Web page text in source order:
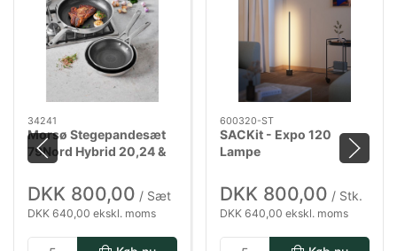
34241
Morsø Stegepandesæt
79Nord Hybrid 20,24 &
28 cm
DKK 800,00 / Sæt
DKK 640,00 ekskl. moms
600320-ST
SACKit - Expo 120
Lampe
DKK 800,00 / Stk.
DKK 640,00 ekskl. moms